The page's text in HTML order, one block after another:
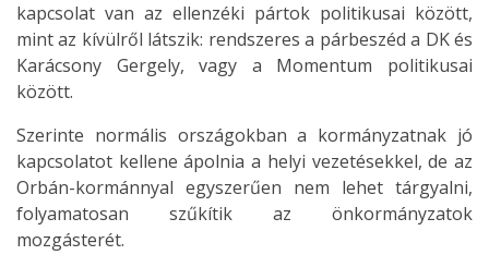
kapcsolat van az ellenzéki pártok politikusai között,
mint az kívülről látszik: rendszeres a párbeszéd a DK és
Karácsony Gergely, vagy a Momentum politikusai
között.
Szerinte normális országokban a kormányzatnak jó
kapcsolatot kellene ápolnia a helyi vezetésekkel, de az
Orbán-kormánnyal egyszerűen nem lehet tárgyalni,
folyamatosan szűkítik az önkormányzatok
mozgásterét.